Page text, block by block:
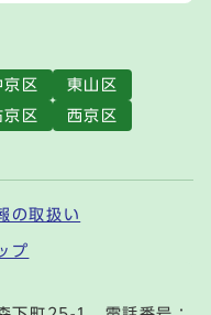
京区
東山区
京区
西京区
の取扱い
プ